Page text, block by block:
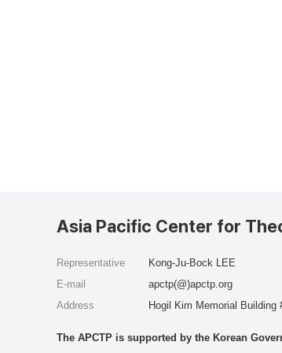
Asia Pacific Center for
Representative
Kong-Ju-Bock LEE
E-mail
apctp(@)apctp.org
Address
Hogil Kim Memorial Building
The APCTP is supported by the Korean